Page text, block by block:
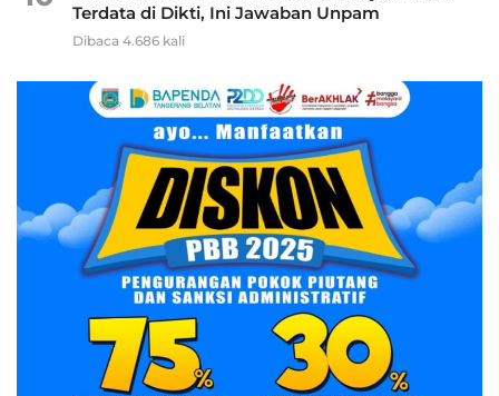
Terdata di Dikti, Ini Jawaban Unpam
Dibaca 4.686 kali